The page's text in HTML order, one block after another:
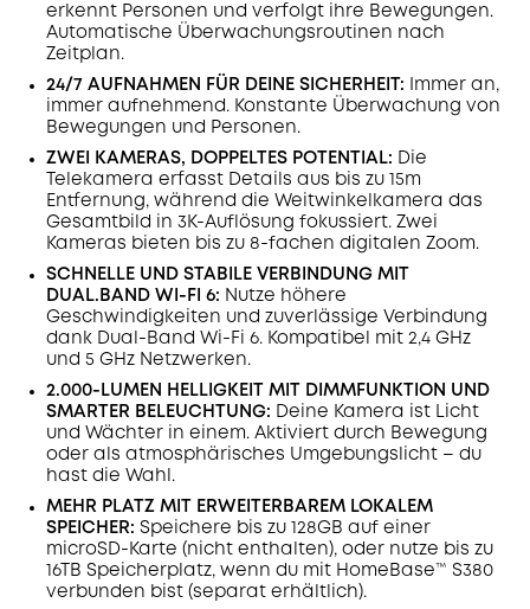
erkennt Personen und verfolgt ihre Bewegungen.
Automatische Überwachungsroutinen nach
Zeitplan.
24/7 AUFNAHMEN FÜR DEINE SICHERHEIT: Immer an,
immer aufnehmend. Konstante Überwachung von
Bewegungen und Personen.
ZWEI KAMERAS, DOPPELTES POTENTIAL: Die
Telekamera erfasst Details aus bis zu 15m
Entfernung, während die Weitwinkelkamera das
Gesamtbild in 3K-Auflösung fokussiert. Zwei
Kameras bieten bis zu 8-fachen digitalen Zoom.
SCHNELLE UND STABILE VERBINDUNG MIT
DUAL.BAND WI-FI 6: Nutze höhere
Geschwindigkeiten und zuverlässige Verbindung
dank Dual-Band Wi-Fi 6. Kompatibel mit 2,4 GHz
und 5 GHz Netzwerken.
2.000-LUMEN HELLIGKEIT MIT DIMMFUNKTION UND
SMARTER BELEUCHTUNG: Deine Kamera ist Licht
und Wächter in einem. Aktiviert durch Bewegung
oder als atmosphärisches Umgebungslicht – du
hast die Wahl.
MEHR PLATZ MIT ERWEITERBAREM LOKALEM
SPEICHER: Speichere bis zu 128GB auf einer
microSD-Karte (nicht enthalten), oder nutze bis zu
16TB Speicherplatz, wenn du mit HomeBase™ S380
verbunden bist (separat erhältlich).